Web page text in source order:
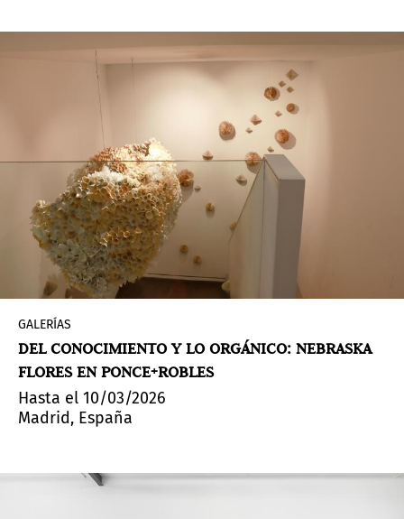
GALERÍAS
DEL CONOCIMIENTO Y LO ORGÁNICO: NEBRASKA
FLORES EN PONCE+ROBLES
Hasta el 10/03/2026
Madrid, España